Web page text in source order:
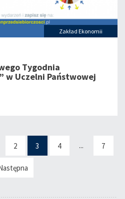
Zakład Ekonomii
Tygodnia
w Uczelni Państwowej
2 3 4 ... 7